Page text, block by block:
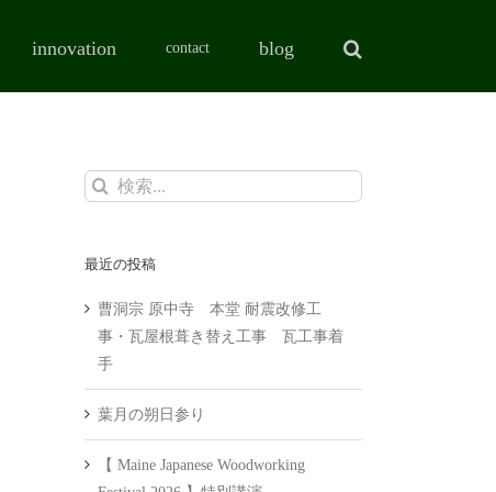
innovation contact blog
検
最近の投稿
曹洞宗 原中寺 本堂 耐震改修工
事・瓦屋根葺き替え工事 瓦工事着
手
葉月の朔日参り
【 Maine Japanese Woodworking